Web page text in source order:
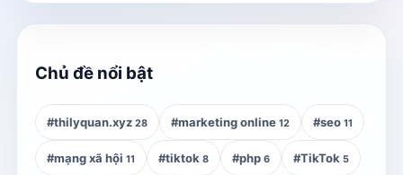
Chủ đề nổi bật
#thilyquan.xyz 28 #marketing online 12 #seo 11
#mạng xã hội 11 #tiktok 8 #php 6 #TikTok 5